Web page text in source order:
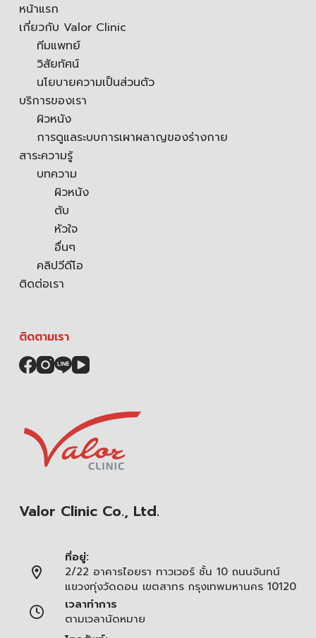
หน้าแรก
เกี่ยวกับ Valor Clinic
ทีมแพทย์
วิสัยทัศน์
นโยบายความเป็นส่วนตัว
บริการของเรา
ผิวหนัง
การดูแลระบบการเผาผลาญของร่างกาย
สาระความรู้
บทความ
ผิวหนัง
ตับ
หัวใจ
อื่นๆ
คลิปวีดีโอ
ติดต่อเรา
ติดตามเรา
Valor Clinic Co., Ltd.
ที่อยู่:
2/22 อาคารไอยรา ทาวเวอร์ ชั้น 10 ถนนจันทน์
แขวงทุ่งวัดดอน เขตสาทร กรุงเทพมหานคร 10120
เวลาทำการ
ตามเวลานัดหมาย